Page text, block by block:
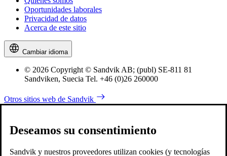
Oportunidades laborales
Privacidad de datos
Acerca de este sitio
Cambiar idioma
© 2026 Copyright © Sandvik AB; (publ) SE-811 81
Sandviken, Suecia Tel. +46 (0)26 260000
Otros sitios web de Sandvik
Deseamos su consentimiento
Sandvik y nuestros proveedores utilizan cookies (y tecnologías